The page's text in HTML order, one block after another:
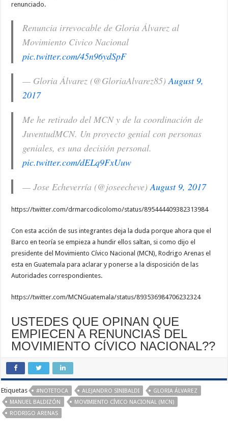
renunciado.
Renuncia irrevocable de Gloria Álvarez al
Movimiento Civico Nacional
pic.twitter.com/45n96ydSpF
— Gloria Álvarez (@GloriaAlvarez85)August 9,
2017
Me he retirado del MCN y de la coordinación de
JuventudMCN. Un proyecto genial con personas
geniales, es una decisión personal.
pic.twitter.com/dELq9FxUuw
— Jose Echeverría (@joseecheve)August 9, 2017
https://twitter.com/drmarcodicolomo/status/895444409382313984
Con esta acción de sus integrantes deja la duda porque ahora que el
Barco en teoría se empieza a hundir ellos saltan, si como dijo el
presidente del Movimiento Cívico Nacional (MCN), Rodrigo Arenas el
esta en Guatemala para aclarar y ponerse a la disposición de las
Autoridades correspondientes.
https://twitter.com/MCNGuatemala/status/893536984706232324
USTEDES QUE OPINAN QUE
EMPIECEN A RENUNCIAS DEL
MOVIMIENTO CÍVICO NACIONAL??
Etiquetas #NOTETOCA ALEJANDRO SINIBALDI
GLORIA ÁLVAREZ
MANUEL BALDIZÓN
MOVIMIENTO CÍVICO NACIONAL (MCN)
RODRIGO ARENAS